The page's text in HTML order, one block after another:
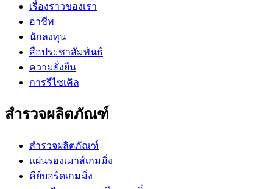
เรื่องราวของเรา
อาชีพ
นักลงทุน
สื่อประชาสัมพันธ์
ความยั่งยืน
การรีไซเคิล
สำรวจผลิตภัณฑ์
สำรวจผลิตภัณฑ์
แผ่นรองเมาส์เกมมิ่ง
คีย์บอร์ดเกมมิ่ง